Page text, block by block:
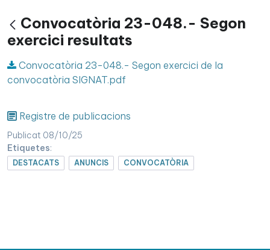
Vés enrere
Convocatòria 23-048.- Segon
exercici resultats
Convocatòria 23-048.- Segon exercici de la
convocatòria SIGNAT.pdf
Registre de publicacions
Publicat 08/10/25
Etiquetes:
DESTACATS ANUNCIS CONVOCATÒRIA